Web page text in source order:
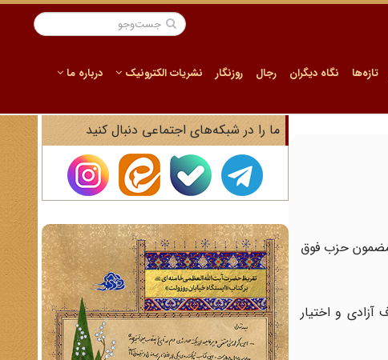
تازه‌ها نگاه دیگران رجال روزنگار نشریات الکترونیک درباره ما
مضمون حزب فوق
‌آزادی و اختیار
ما را در شبکه‌های اجتماعی دنبال کنید